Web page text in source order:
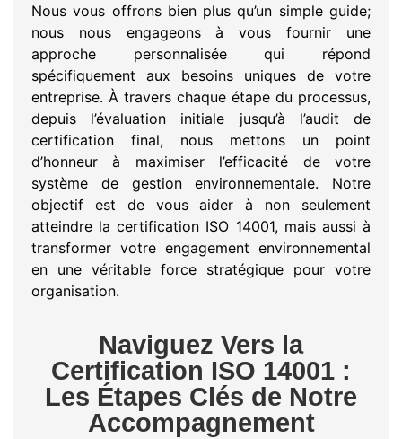
Nous vous offrons bien plus qu’un simple guide;
nous nous engageons à vous fournir une
approche personnalisée qui répond
spécifiquement aux besoins uniques de votre
entreprise. À travers chaque étape du processus,
depuis l’évaluation initiale jusqu’à l’audit de
certification final, nous mettons un point
d’honneur à maximiser l’efficacité de votre
système de gestion environnementale. Notre
objectif est de vous aider à non seulement
atteindre la certification ISO 14001, mais aussi à
transformer votre engagement environnemental
en une véritable force stratégique pour votre
organisation.
Naviguez Vers la
Certification ISO 14001 :
Les Étapes Clés de Notre
Accompagnement